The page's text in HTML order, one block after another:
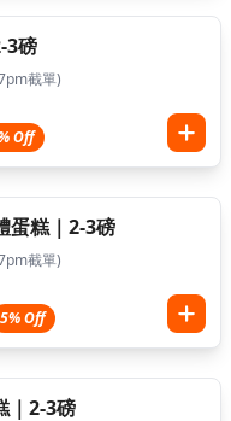
3磅
截單)
Off
蛋糕｜2-3磅
截單)
5% Off
｜2-3磅